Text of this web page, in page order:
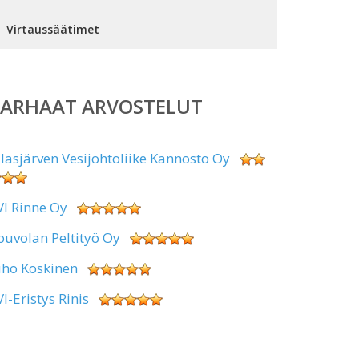
Virtaussäätimet
ARVOSTELUT
Vesijohtoliike Kannosto Oy
Rinne Oy
Peltityö Oy
Koskinen
Eristys Rinis